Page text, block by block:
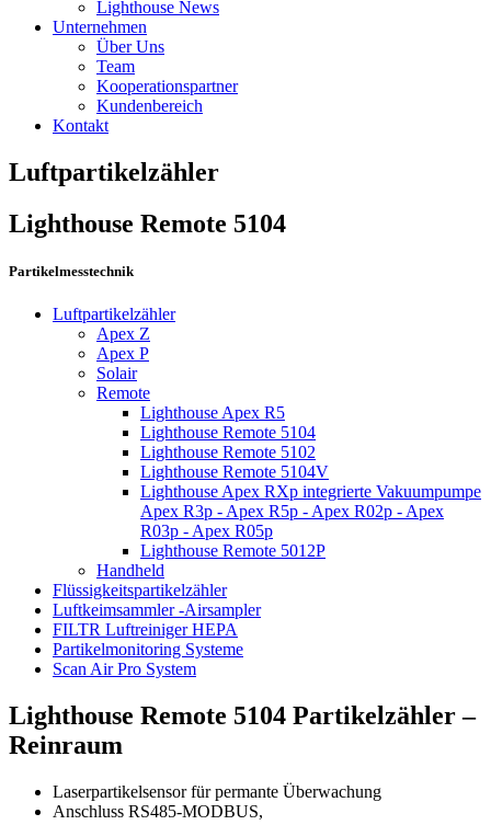
Lighthouse News
Unternehmen
Über Uns
Team
Kooperationspartner
Kundenbereich
Kontakt
Luftpartikelzähler
Lighthouse Remote 5104
Partikelmesstechnik
Luftpartikelzähler
Apex Z
Apex P
Solair
Remote
Lighthouse Apex R5
Lighthouse Remote 5104
Lighthouse Remote 5102
Lighthouse Remote 5104V
Lighthouse Apex RXp integrierte Vakuumpumpe
Apex R3p - Apex R5p - Apex R02p - Apex
R03p - Apex R05p
Lighthouse Remote 5012P
Handheld
Flüssigkeitspartikelzähler
Luftkeimsammler -Airsampler
FILTR Luftreiniger HEPA
Partikelmonitoring Systeme
Scan Air Pro System
Lighthouse Remote 5104 Partikelzähler –
Reinraum
Laserpartikelsensor für permante Überwachung
Anschluss RS485-MODBUS,